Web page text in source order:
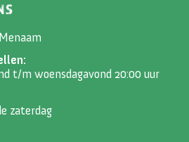
t/m woensdagavond 20:00 uur
zaterdag